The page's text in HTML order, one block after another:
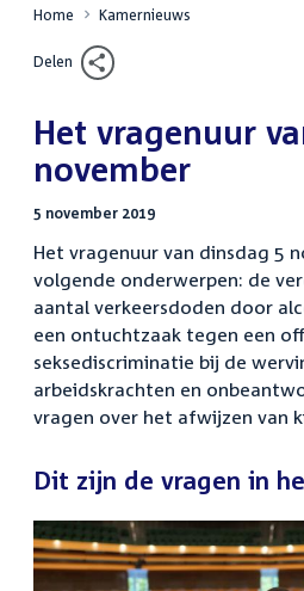
Home Kamernieuws
Delen
Het vragenuur
november
5 november 2019
Het vragenuur van dinsdag 5
volgende onderwerpen: de
aantal verkeersdoden door
een ontuchtzaak tegen een
seksediscriminatie bij de
arbeidskrachten en
vragen over het afwijzen van
Dit zijn de vragen in